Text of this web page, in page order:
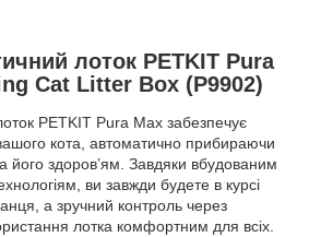
лоток PETKIT Pura
Cat Litter Box (P9902)
PETKIT Pura Max забезпечує
кота, автоматично прибираючи
його здоров’ям. Завдяки вбудованим
ви завжди будете в курсі
а зручний контроль через
лотка комфортним для всіх.